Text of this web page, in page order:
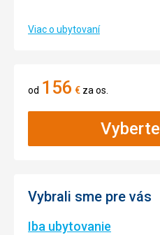
Viac o ubytovaní
od 156 € za os.
Vybrali sme pre vás
Iba ubytovanie